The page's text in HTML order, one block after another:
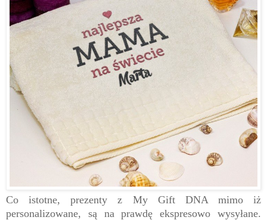
Co istotne, prezenty z My Gift DNA mimo iż
personalizowane, są na prawdę ekspresowo wysyłane.